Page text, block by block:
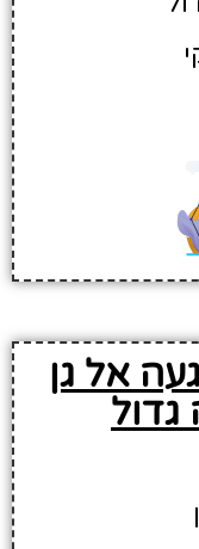
אל גן